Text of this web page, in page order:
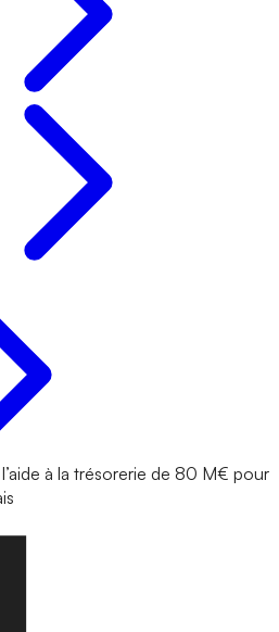
à la trésorerie de 80 M€ pour